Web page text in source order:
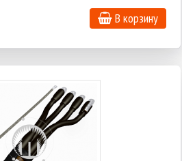
В корзину